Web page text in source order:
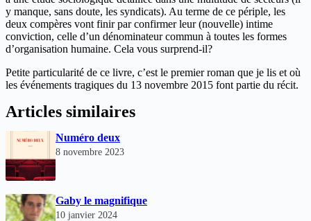
y manque, sans doute, les syndicats). Au terme de ce périple, les
deux compères vont finir par confirmer leur (nouvelle) intime
conviction, celle d’un dénominateur commun à toutes les formes
d’organisation humaine. Cela vous surprend-il?
Petite particularité de ce livre, c’est le premier roman que je lis et où
les événements tragiques du 13 novembre 2015 font partie du récit.
Articles similaires
Numéro deux
8 novembre 2023
Gaby le magnifique
10 janvier 2024